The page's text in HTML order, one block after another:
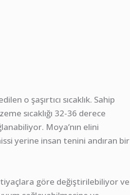
o şaşırtıcı sıcaklık. Sahip
sıcaklığı 32-36 derece
Moya’nın elini
yerine insan tenini andıran bir
göre değiştirilebiliyor ve